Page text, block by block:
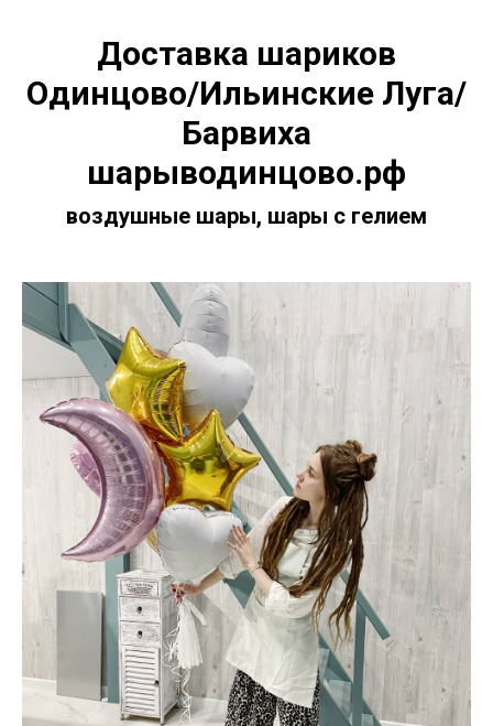
Доставка шариков
Одинцово/Ильинские Луга/
Барвиха
шарыводинцово.рф
воздушные шары, шары с гелием